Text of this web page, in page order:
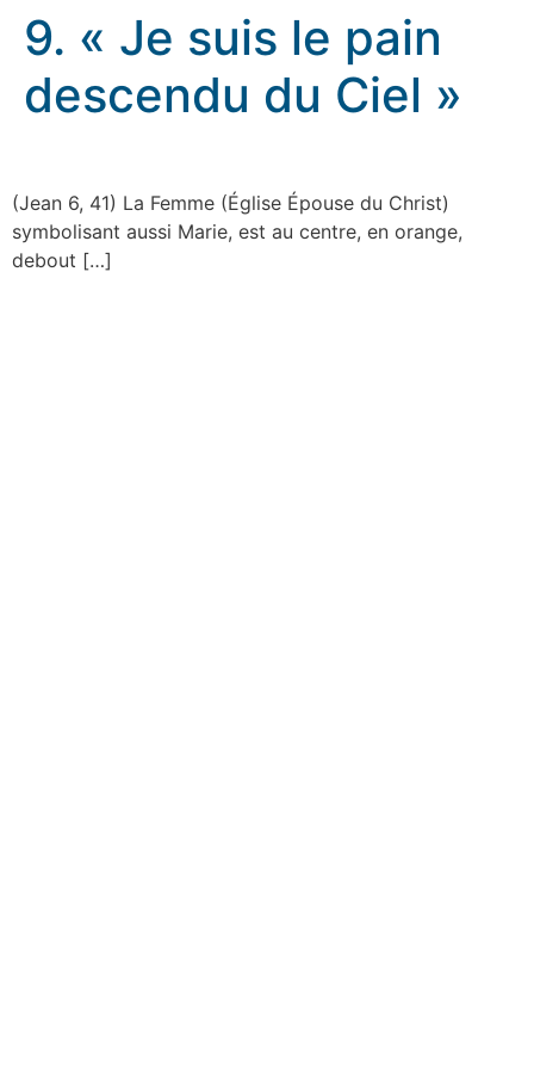
9. « Je suis le pain
descendu du Ciel »
(Jean 6, 41) La Femme (Église Épouse du Christ)
symbolisant aussi Marie, est au centre, en orange,
debout […]